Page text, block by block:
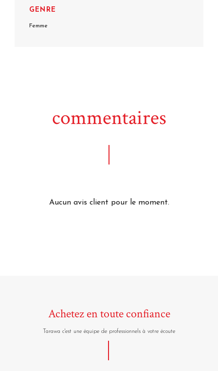
GENRE
Femme
commentaires
Aucun avis client pour le moment.
Achetez en toute confiance
Tarawa c'est une équipe de professionnels à votre écoute